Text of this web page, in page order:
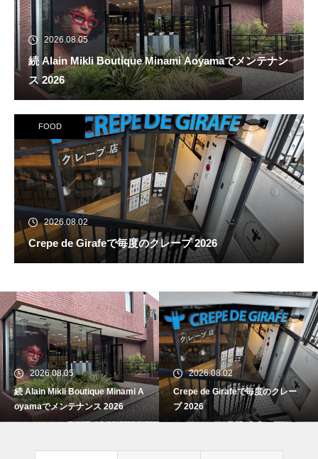
2026.08.05
続 Alain Mikli Boutique Minami Aoyamaでメンテナン
ス 2026
FOOD
2026.08.02
Crepe de Girafeで毎度のクレープ 2026
2026.08.05
続 Alain Mikli Boutique Minami A
oyamaでメンテナンス 2026
2026.08.02
Crepe de Girafeで毎度のクレー
プ 2026
続 Alain Mikli Boutique Minami A
oyamaでメンテナンス 2026
Crepe de Girafeで毎度のクレー
プ 2026